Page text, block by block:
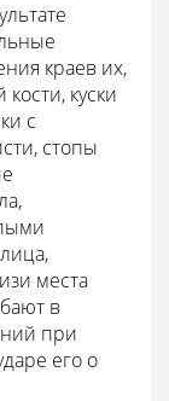
краев их,
куски
с
стопы
места
в
при
его о